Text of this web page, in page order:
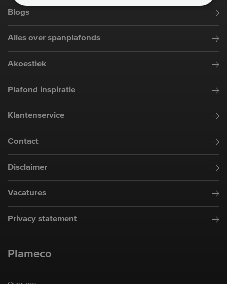
Blogs
Alles over spanplafonds
Akoestiek
Plafond inspiratie
Klantenservice
Contact
Disclaimer
Vacatures
Privacy statement
Plameco